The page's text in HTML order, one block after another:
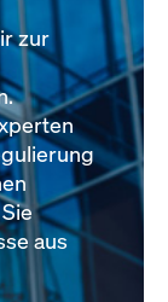
zur
aus